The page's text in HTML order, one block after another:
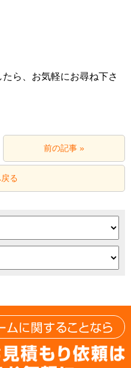
ら、お気軽にお尋ね下さ
前の記事 »
る